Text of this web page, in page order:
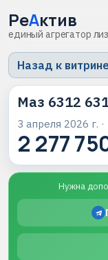
РеАктив
единый агрегатор
Назад к витрине
Маз 6312
3 апреля 2026 г.
2 277
Нужна